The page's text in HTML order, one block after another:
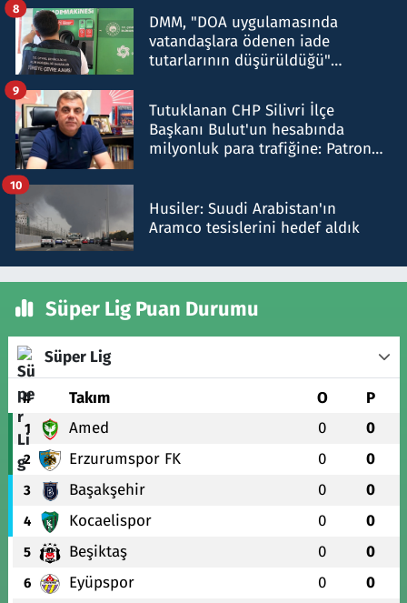
DMM, "DOA uygulamasında
vatandaşlara ödenen iade
tutarlarının düşürüldüğü"
8
Tutuklanan CHP Silivri İlçe
Başkanı Bulut'un hesabında
milyonluk para trafiğine: Patron
9
Husiler: Suudi Arabistan'ın
Aramco tesislerini hedef aldık
10
Süper Lig Puan Durumu
Süper Lig
# Takım O P
1 Amed 0 0
2 Erzurumspor FK 0 0
3 Başakşehir 0 0
4 Kocaelispor 0 0
5 Beşiktaş 0 0
6 Eyüpspor 0 0